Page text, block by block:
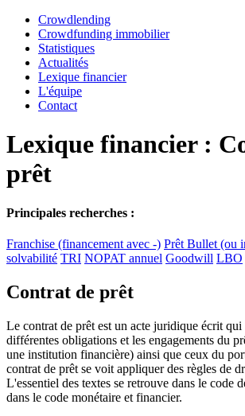
Crowdlending
Crowdfunding immobilier
Statistiques
Actualités
Lexique financier
L'équipe
Contact
Lexique financier :
prêt
Principales recherches :
Franchise (financement avec -) Prêt Bullet (ou
solvabilité TRI NOPAT annuel Goodwill LBO
Contrat de prêt
Le contrat de prêt est un acte juridique écrit qui
différentes obligations et les engagements du
une institution financière) ainsi que ceux du
contrat de prêt se voit appliquer des règles de
L'essentiel des textes se retrouve dans le code
dans le code monétaire et financier.